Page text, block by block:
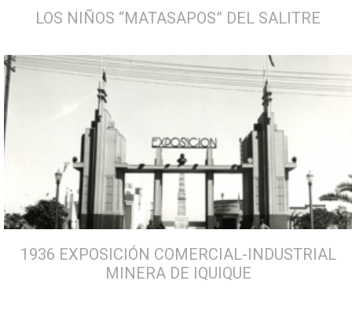
LOS NIÑOS “MATASAPOS” DEL SALITRE
1936 EXPOSICIÓN COMERCIAL-INDUSTRIAL
MINERA DE IQUIQUE